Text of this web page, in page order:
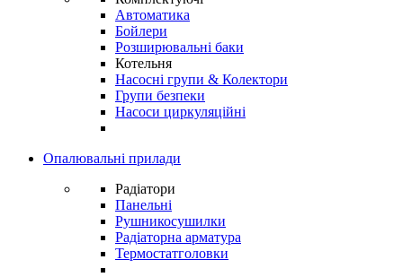
Автоматика
Бойлери
Розширювальні баки
Котельня
Насосні групи & Колектори
Групи безпеки
Насоси циркуляційні
Опалювальні прилади
Радіатори
Панельні
Рушникосушилки
Радіаторна арматура
Термостатголовки